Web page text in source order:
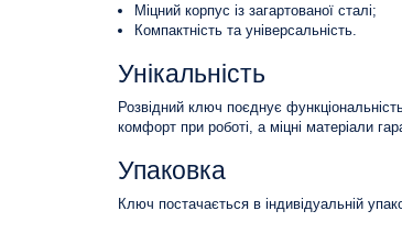
Міцний корпус із загартованої сталі;
Компактність та універсальність.
Унікальність
Розвідний ключ поєднує
комфорт при роботі, а міцні матеріали
Упаковка
Ключ постачається в індивідуальній